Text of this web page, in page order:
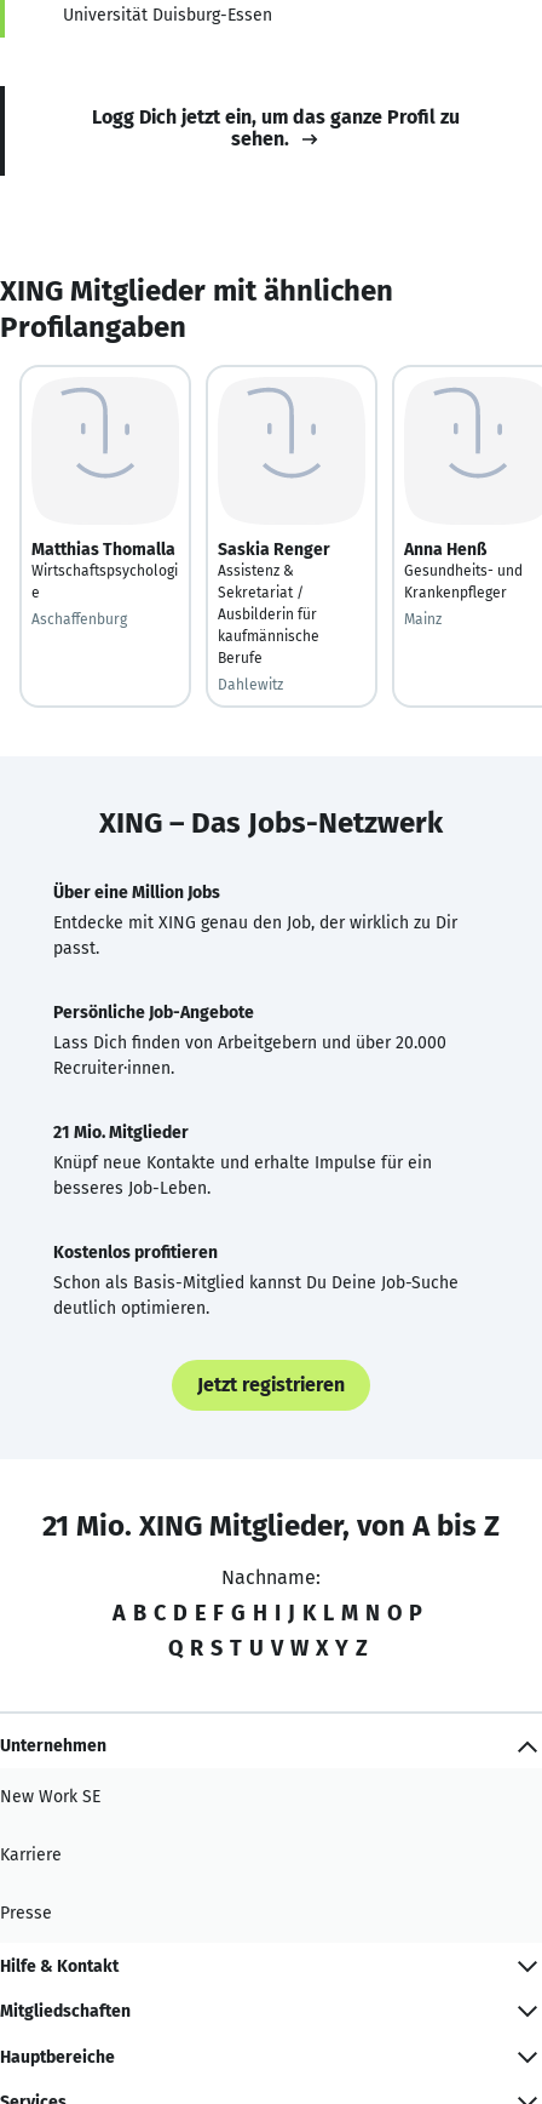
Universität Duisburg-Essen
Logg Dich jetzt ein, um das ganze Profil zu
sehen.
XING Mitglieder mit ähnlichen
Profilangaben
Matthias Thomalla
Wirtschaftspsychologi
e
Aschaffenburg
Saskia Renger
Assistenz &
Sekretariat /
Ausbilderin für
kaufmännische
Berufe
Dahlewitz
Anna Henß
Gesundheits- und
Krankenpfleger
Mainz
XING – Das Jobs-Netzwerk
Über eine Million Jobs
Entdecke mit XING genau den Job, der wirklich zu Dir
passt.
Persönliche Job-Angebote
Lass Dich finden von Arbeitgebern und über 20.000
Recruiter·innen.
21 Mio. Mitglieder
Knüpf neue Kontakte und erhalte Impulse für ein
besseres Job-Leben.
Kostenlos profitieren
Schon als Basis-Mitglied kannst Du Deine Job-Suche
deutlich optimieren.
Jetzt registrieren
21 Mio. XING Mitglieder, von A bis Z
Nachname:
A B C D E F G H I J K L M N O P
Q R S T U V W X Y Z
Unternehmen
New Work SE
Karriere
Presse
Hilfe & Kontakt
Mitgliedschaften
Hauptbereiche